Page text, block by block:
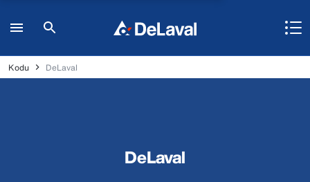
Kodu DeLaval
DeLaval